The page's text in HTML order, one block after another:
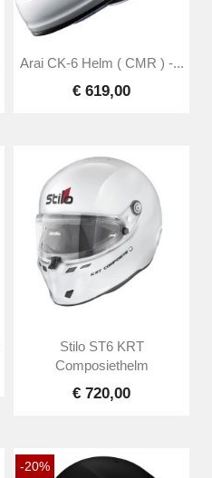
Arai CK-6 Helm ( CMR ) -...
€ 619,00
Stilo ST6 KRT
Composiethelm
€ 720,00
-20%